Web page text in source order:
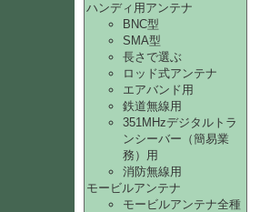
ハンディ用アンテナ
BNC型
SMA型
長さで選ぶ
ロッド式アンテナ
エアバンド用
鉄道無線用
351MHzデジタルトラ
ンシーバー（簡易業
務）用
消防無線用
モービルアンテナ
モービルアンテナ全種